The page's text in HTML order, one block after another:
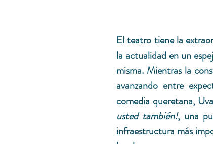
El teatro tiene la
la actualidad en un
misma. Mientras la
avanzando entre
comedia queretana,
usted también!, una
infraestructura más